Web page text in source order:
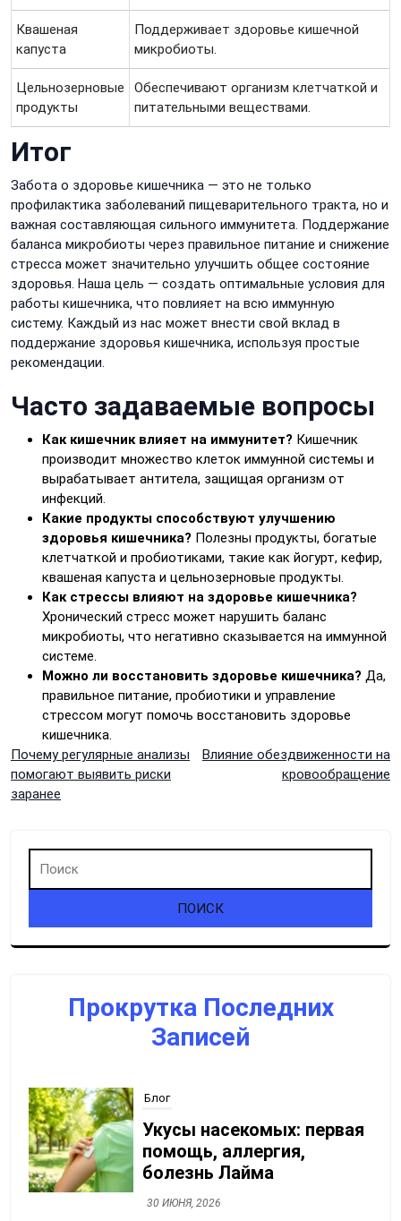
Квашеная
капуста
Поддерживает здоровье кишечной
микробиоты.
Цельнозерновые
продукты
Обеспечивают организм клетчаткой и
питательными веществами.
Итог
Забота о здоровье кишечника — это не только
профилактика заболеваний пищеварительного тракта, но и
важная составляющая сильного иммунитета. Поддержание
баланса микробиоты через правильное питание и снижение
стресса может значительно улучшить общее состояние
здоровья. Наша цель — создать оптимальные условия для
работы кишечника, что повлияет на всю иммунную
систему. Каждый из нас может внести свой вклад в
поддержание здоровья кишечника, используя простые
рекомендации.
Часто задаваемые вопросы
Как кишечник влияет на иммунитет? Кишечник
производит множество клеток иммунной системы и
вырабатывает антитела, защищая организм от
инфекций.
Какие продукты способствуют улучшению
здоровья кишечника? Полезны продукты, богатые
клетчаткой и пробиотиками, такие как йогурт, кефир,
квашеная капуста и цельнозерновые продукты.
Как стрессы влияют на здоровье кишечника?
Хронический стресс может нарушить баланс
микробиоты, что негативно сказывается на иммунной
системе.
Можно ли восстановить здоровье кишечника? Да,
правильное питание, пробиотики и управление
стрессом могут помочь восстановить здоровье
кишечника.
Навигация
по
Почему регулярные анализы
помогают выявить риски
заранее
Влияние обездвиженности на
кровообращение
Прокрутка Последних
Записей
Блог
Укусы насекомых: первая
помощь, аллергия,
болезнь Лайма
30 ИЮНЯ, 2026